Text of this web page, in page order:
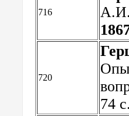
716
720
74